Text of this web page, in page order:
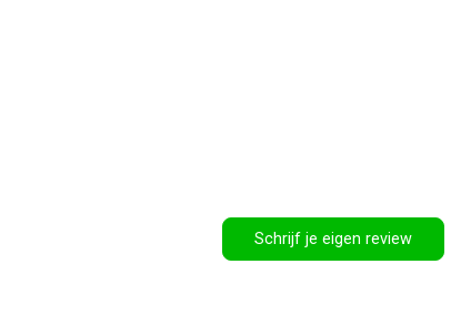
Schrijf je eigen review